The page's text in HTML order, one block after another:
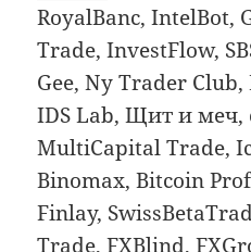
RoyalBanc, IntelBot,
Trade, InvestFlow,
Gee, Ny Trader
IDS Lab, Щит и меч,
MultiCapital Trade,
Binomax, Bitcoin
Finlay,
Trade, FXBlind,